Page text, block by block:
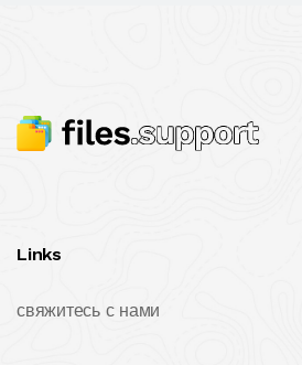
Links
свяжитесь с нами